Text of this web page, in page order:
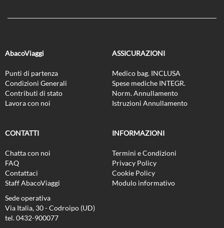
AbacoViaggi
Punti di partenza
Condizioni Generali
Contributi di stato
Lavora con noi
ASSICURAZIONI
Medico bag. INCLUSA
Spese mediche INTEGR.
Norm. Annullamento
Istruzioni Annullamento
CONTATTI
Chatta con noi
FAQ
Contattaci
Staff AbacoViaggi
INFORMAZIONI
Termini e Condizioni
Privacy Policy
Cookie Policy
Modulo informativo
Sede operativa
Via Italia, 30 - Codroipo (UD)
tel. 0432-900077